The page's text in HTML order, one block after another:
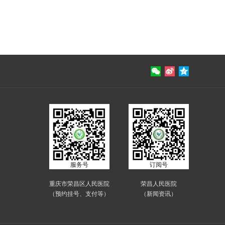
服务号
重庆市荣昌区人民医院
（预约挂号、支付等）
订阅号
荣昌人民医院
（新闻资讯）